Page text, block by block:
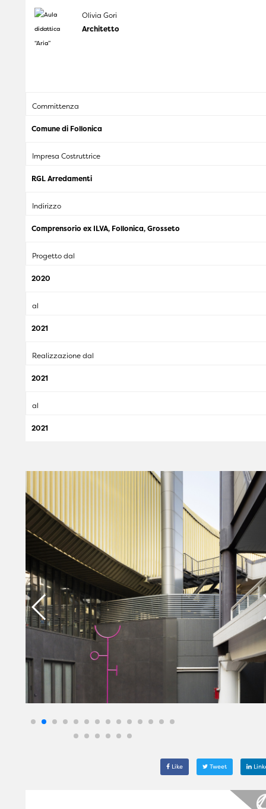
Olivia Gori
Architetto
Committenza
Comune di Follonica
Impresa Costruttrice
RGL Arredamenti
Indirizzo
Comprensorio ex ILVA, Follonica, Grosseto
Progetto dal
2020
al
2021
Realizzazione dal
2021
al
2021
Like Tweet